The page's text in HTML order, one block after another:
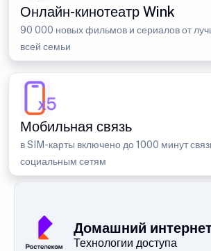
Онлайн-кинотеатр Wink
90 000 новых фильмов и сериалов от
всей семьи
Мобильная связь
в SIM-карты включено до 1000 минут
социальным сетям
Домашний
Технологии доступа